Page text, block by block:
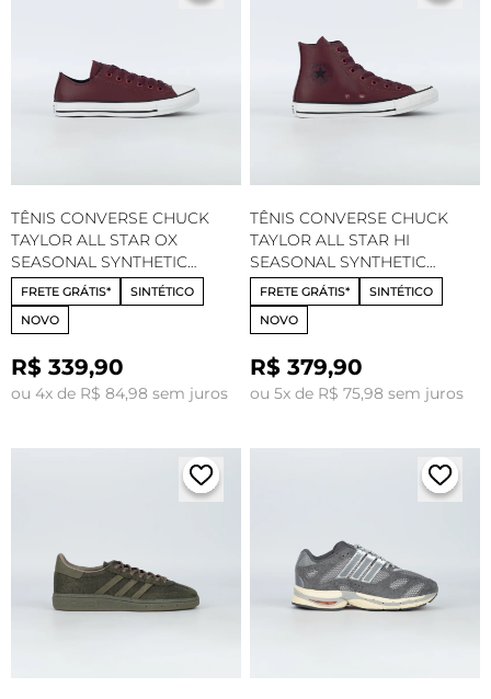
TÊNIS CONVERSE CHUCK
TAYLOR ALL STAR OX
SEASONAL SYNTHETIC
VINHO PRETO BRANCO
CT35240003
FRETE GRÁTIS*
SINTÉTICO
NOVO
R$ 339,90
ou 4x de R$ 84,98 sem juros
TÊNIS CONVERSE CHUCK
TAYLOR ALL STAR HI
SEASONAL SYNTHETIC
VINHO PRETO BRANCO
CT35230003
FRETE GRÁTIS*
SINTÉTICO
NOVO
R$ 379,90
ou 5x de R$ 75,98 sem juros